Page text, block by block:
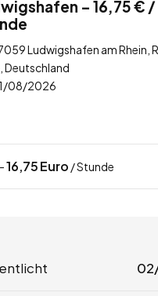
– 16,75 € /
Ludwigshafen am Rhein,
Deutschland
08/2026
-16,75Euro / Stunde